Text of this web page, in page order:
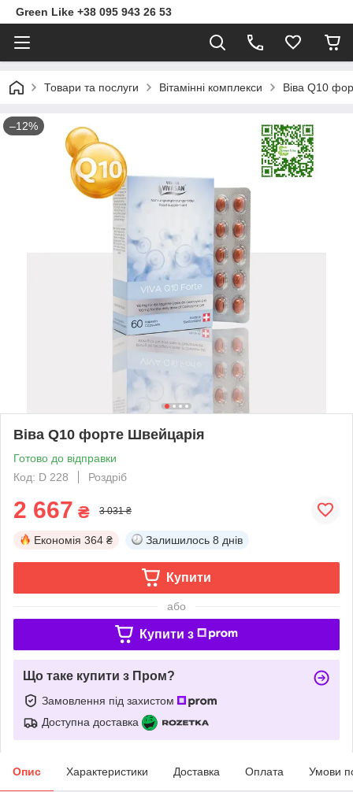
Green Like +38 095 943 26 53
Товари та послуги Вітамінні комплекси Віва Q10
–12%
Віва Q10 форте Швейцарія
Готово до відправки
Код: D 228
Роздріб
2 667 ₴ 3 031 ₴
Економія 364 ₴ Залишилось 8 днів
Купити
або
Купити з
Що таке купити з Пром?
Замовлення під захистом
Доступна доставка
Опис Характеристики Доставка Оплата Умови